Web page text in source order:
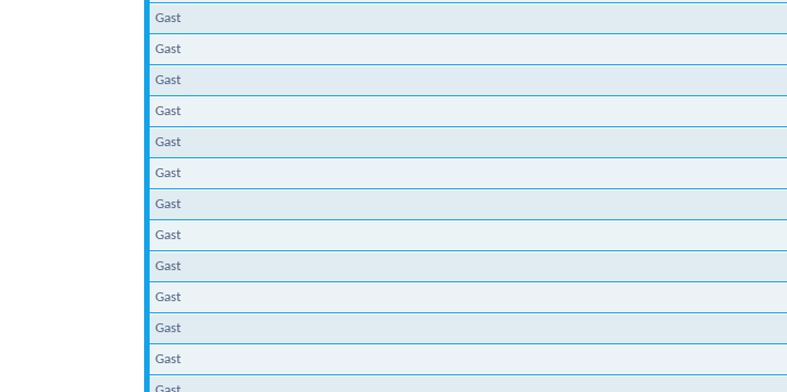
Gast
Gast
Gast
Gast
Gast
Gast
Gast
Gast
Gast
Gast
Gast
Gast